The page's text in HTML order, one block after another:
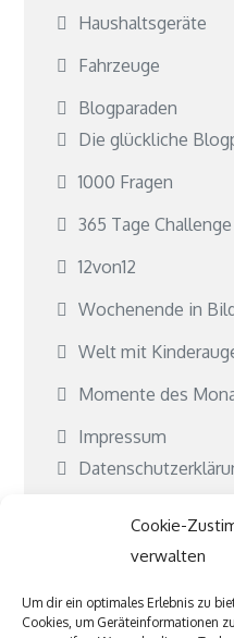
Cookie-
verwalten
Um dir ein optimales Erlebnis zu
Cookies, um Geräteinformationen
Haushaltsgeräte
Fahrzeuge
Blogparaden
Die glückliche
1000 Fragen
365 Tage Challenge
12von12
Wochenende in
Welt mit
Momente des
Impressum
Kontakt
Kooperationen